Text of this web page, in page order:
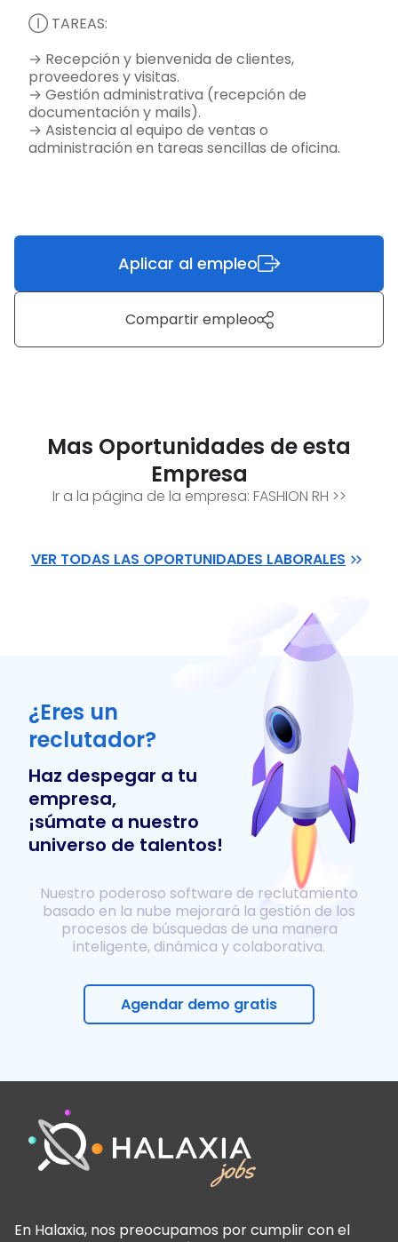
Ⓘ TAREAS:
→ Recepción y bienvenida de clientes,
proveedores y visitas.
→ Gestión administrativa (recepción de
documentación y mails).
→ Asistencia al equipo de ventas o
administración en tareas sencillas de oficina.
Aplicar al empleo
Compartir empleo
Mas Oportunidades de esta
Empresa
Ir a la página de la empresa: FASHION RH >>
VER TODAS LAS OPORTUNIDADES LABORALES
¿Eres un
reclutador?
Haz despegar a tu
empresa,
¡súmate a nuestro
universo de talentos!
Nuestro poderoso software de reclutamiento
basado en la nube mejorará la gestión de los
procesos de búsquedas de una manera
inteligente, dinámica y colaborativa.
Agendar demo gratis
En Halaxia, nos preocupamos por cumplir con el